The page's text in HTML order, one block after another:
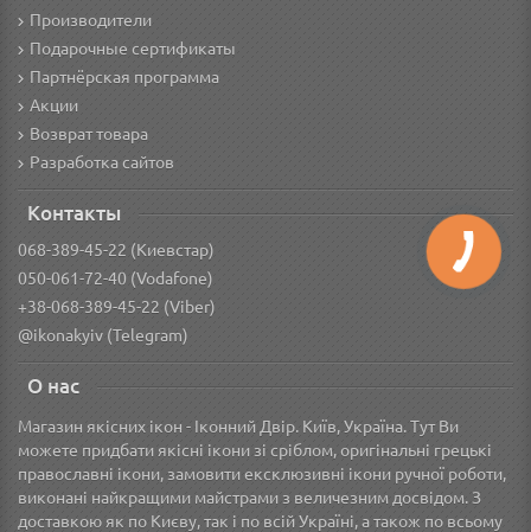
Производители
Подарочные сертификаты
Партнёрская программа
Акции
Возврат товара
Разработка сайтов
Контакты
068-389-45-22 (Киевстар)
050-061-72-40 (Vodafone)
+38-068-389-45-22 (Viber)
@ikonakyiv (Telegram)
О нас
Магазин якісних ікон - Іконний Двір. Київ, Україна. Тут Ви
можете придбати якісні ікони зі сріблом, оригінальні грецькі
православні ікони, замовити ексклюзивні ікони ручної роботи,
виконані найкращими майстрами з величезним досвідом. З
доставкою як по Києву, так і по всій Україні, а також по всьому